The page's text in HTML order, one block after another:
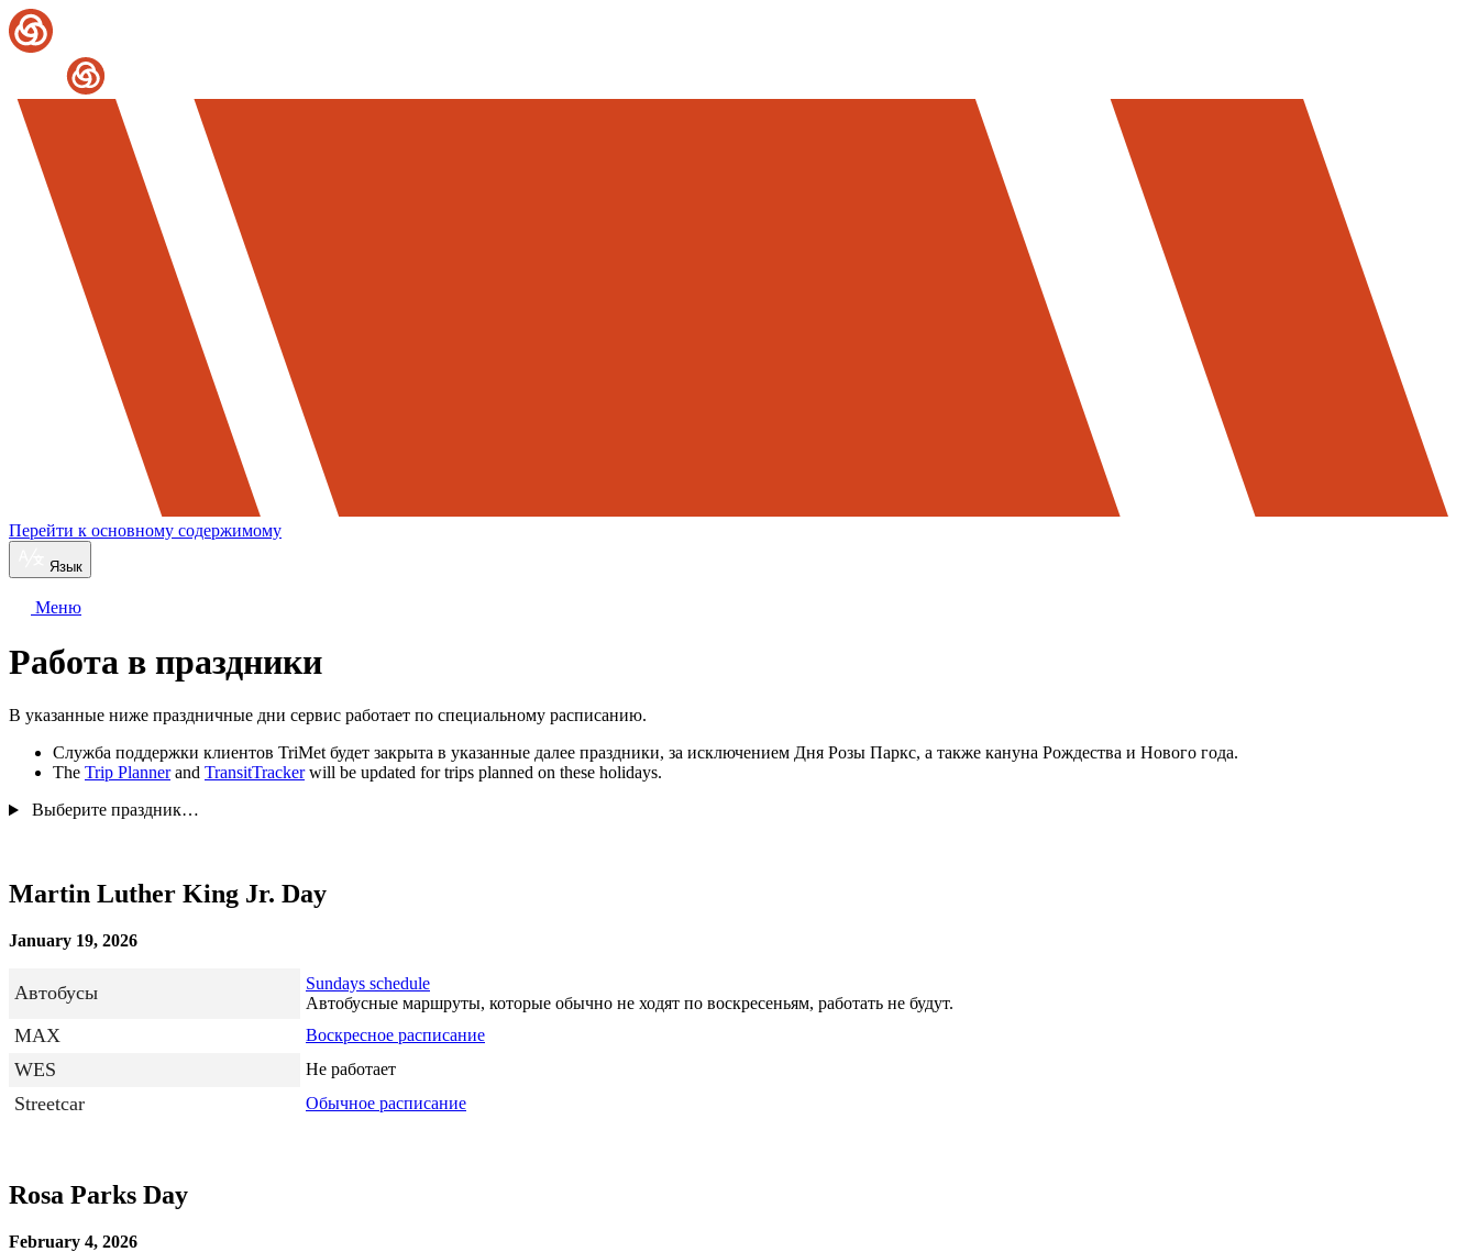
Перейти к основному содержимому
Язык
Меню
Работа в праздники
В указанные ниже праздничные дни сервис работает по специальному расписанию.
Служба поддержки клиентов TriMet будет закрыта в указанные далее праздники, за исключением Дня Розы Паркс, а также кануна Рождества и Нового года.
The Trip Plannerand TransitTrackerwill be updated for trips planned on these holidays.
Выберите праздник…
Martin Luther King Jr. Day
January 19, 2026
Автобусы
Sundays schedule
Автобусные маршруты, которые обычно не ходят по воскресеньям, работать не будут.
MAX Воскресное расписание
WES Не работает
Streetcar Обычное расписание
Rosa Parks Day
February 4, 2026